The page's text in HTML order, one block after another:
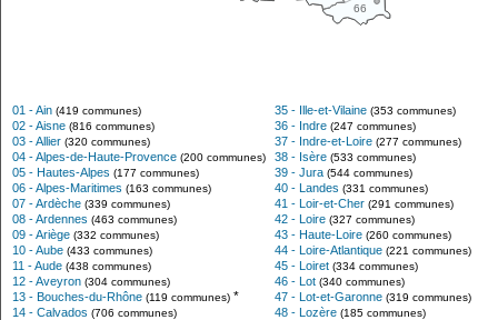
66
01 - Ain (419 communes)
02 - Aisne (816 communes)
03 - Allier (320 communes)
04 - Alpes-de-Haute-Provence (200 communes)
05 - Hautes-Alpes (177 communes)
06 - Alpes-Maritimes (163 communes)
07 - Ardèche (339 communes)
08 - Ardennes (463 communes)
09 - Ariège (332 communes)
10 - Aube (433 communes)
11 - Aude (438 communes)
12 - Aveyron (304 communes)
13 - Bouches-du-Rhône (119 communes) *
14 - Calvados (706 communes)
35 - Ille-et-Vilaine (353 communes)
36 - Indre (247 communes)
37 - Indre-et-Loire (277 communes)
38 - Isère (533 communes)
39 - Jura (544 communes)
40 - Landes (331 communes)
41 - Loir-et-Cher (291 communes)
42 - Loire (327 communes)
43 - Haute-Loire (260 communes)
44 - Loire-Atlantique (221 communes)
45 - Loiret (334 communes)
46 - Lot (340 communes)
47 - Lot-et-Garonne (319 communes)
48 - Lozère (185 communes)